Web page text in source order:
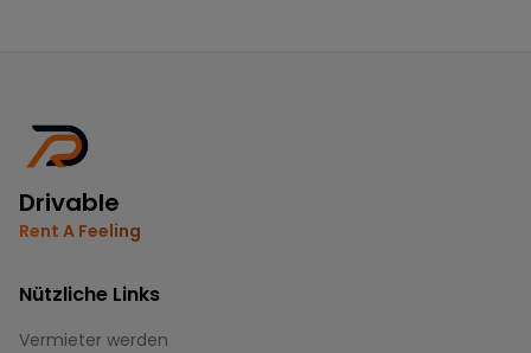
Drivable
Rent A Feeling
Nützliche Links
Vermieter werden